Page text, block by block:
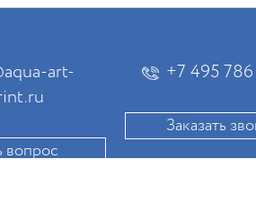
art-
вопрос
+7 495
Заказать